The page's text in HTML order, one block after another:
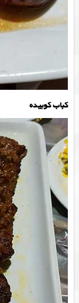
کباب کوبیده